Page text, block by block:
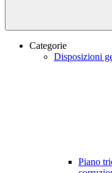
Categorie
Disposizioni
Piano